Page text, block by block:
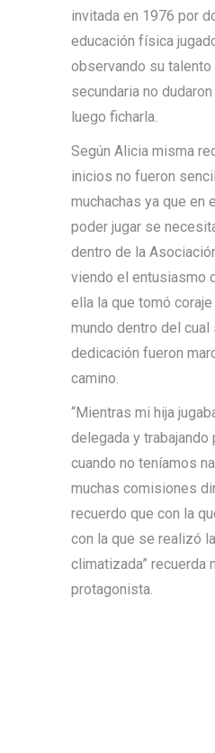
invitada en 1976 por
educación física
observando su
secundaria no
luego ficharla.
Según Alicia misma
inicios no fueron
muchachas ya que en
poder jugar se
dentro de la
viendo el entusiasmo
ella la que tomó
mundo dentro del
dedicación fueron
camino.
“Mientras mi hija
delegada y trabajando
cuando no teníamos
muchas comisiones
recuerdo que con la
con la que se realizó
climatizada” recuerda
protagonista.